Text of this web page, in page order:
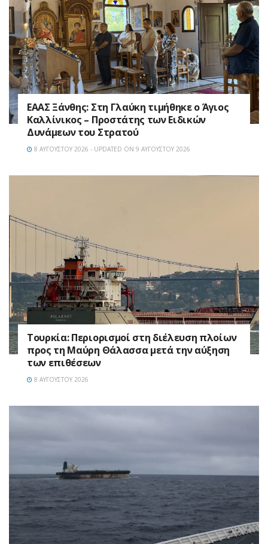
EAAΣ Ξάνθης: Στη Γλαύκη τιμήθηκε ο Άγιος
Καλλίνικος – Προστάτης των Ειδικών
Δυνάμεων του Στρατού
8 ΑΥΓΟΎΣΤΟΥ 2026 - UPDATED ON 9 ΑΥΓΟΎΣΤΟΥ 2026
Τουρκία: Περιορισμοί στη διέλευση πλοίων
προς τη Μαύρη Θάλασσα μετά την αύξηση
των επιθέσεων
8 ΑΥΓΟΎΣΤΟΥ 2026